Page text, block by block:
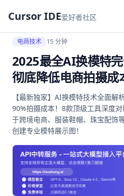
Cursor IDE爱好者社区
电商技术 15 分钟
2025最全AI换模特
彻底降低电商拍摄成
【最新独家】AI换模特技术全面
90%拍摄成本！8款顶级工具深度
于跨境电商、服装鞋帽、珠宝配饰
创建专业模特展示图！